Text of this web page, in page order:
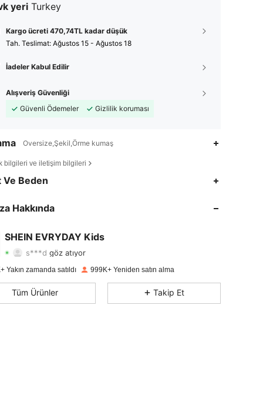
yeri Turkey
Kargo ücreti 470,74TL kadar düşük
Tah. Teslimat: Ağustos 15 - Ağustos 18
İadeler Kabul Edilir
Alışveriş Güvenliği
Güvenli Ödemeler
Gizlilik koruması
Oversize,Şekil,Örme kumaş
bilgileri ve iletişim bilgileri
Ve Beden
Hakkında
SHEIN EVRYDAY Kids
4,90
4,90
4,90 Derecelendirme
4,90 18K 426K
Yakın zamanda satıldı 999K+ Yeniden satın alma
Tüm Ürünler Takip Et